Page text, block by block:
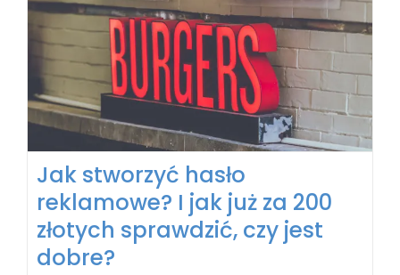
Jak stworzyć hasło
reklamowe? I jak już za 200
złotych sprawdzić, czy jest
dobre?